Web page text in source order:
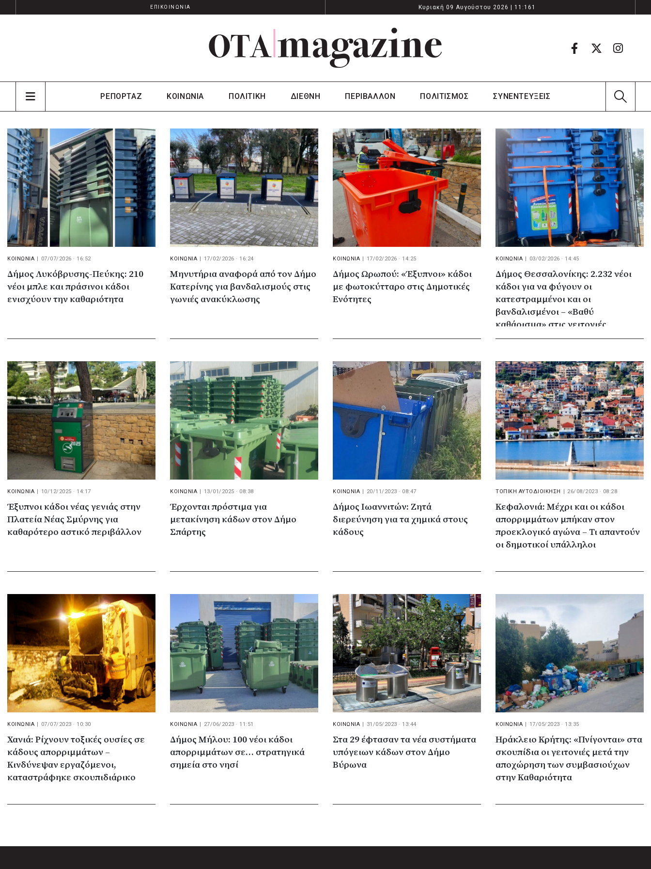
ΕΠΙΚΟΙΝΩΝΙΑ Κυριακή 09 Αυγούστου 2026 | 11:161
ΡΕΠΟΡΤΑΖ ΚΟΙΝΩΝΙΑ ΠΟΛΙΤΙΚΗ ΔΙΕΘΝΗ ΠΕΡΙΒΑΛΛΟΝ ΠΟΛΙΤΙΣΜΟΣ ΣΥΝΕΝΤΕΥΞΕΙΣ
ΚΟΙΝΩΝΙΑ | 07/07/2026 · 16:52
Δήμος Λυκόβρυσης-Πεύκης: 210
νέοι μπλε και πράσινοι κάδοι
ενισχύουν την καθαριότητα
ΚΟΙΝΩΝΙΑ | 17/02/2026 · 16:24
Μηνυτήρια αναφορά από τον Δήμο
Κατερίνης για βανδαλισμούς στις
γωνιές ανακύκλωσης
ΚΟΙΝΩΝΙΑ | 17/02/2026 · 14:25
Δήμος Ωρωπού: «Έξυπνοι» κάδοι
με φωτοκύτταρο στις Δημοτικές
Ενότητες
ΚΟΙΝΩΝΙΑ | 03/02/2026 · 14:45
Δήμος Θεσσαλονίκης: 2.232 νέοι
κάδοι για να φύγουν οι
κατεστραμμένοι και οι
βανδαλισμένοι – «Βαθύ
καθάρισμα» στις γειτονιές
ΚΟΙΝΩΝΙΑ | 10/12/2025 · 14:17
Έξυπνοι κάδοι νέας γενιάς στην
Πλατεία Νέας Σμύρνης για
καθαρότερο αστικό περιβάλλον
ΚΟΙΝΩΝΙΑ | 13/01/2025 · 08:38
Έρχονται πρόστιμα για
μετακίνηση κάδων στον Δήμο
Σπάρτης
ΚΟΙΝΩΝΙΑ | 20/11/2023 · 08:47
Δήμος Ιωαννιτών: Ζητά
διερεύνηση για τα χημικά στους
κάδους
ΤΟΠΙΚΗ ΑΥΤΟΔΙΟΙΚΗΣΗ | 26/08/2023 · 08:28
Κεφαλονιά: Μέχρι και οι κάδοι
απορριμμάτων μπήκαν στον
προεκλογικό αγώνα – Τι απαντούν
οι δημοτικοί υπάλληλοι
ΚΟΙΝΩΝΙΑ | 07/07/2023 · 10:30
Χανιά: Ρίχνουν τοξικές ουσίες σε
κάδους απορριμμάτων –
Κινδύνεψαν εργαζόμενοι,
καταστράφηκε σκουπιδιάρικο
ΚΟΙΝΩΝΙΑ | 27/06/2023 · 11:51
Δήμος Μήλου: 100 νέοι κάδοι
απορριμμάτων σε… στρατηγικά
σημεία στο νησί
ΚΟΙΝΩΝΙΑ | 31/05/2023 · 13:44
Στα 29 έφτασαν τα νέα συστήματα
υπόγειων κάδων στον Δήμο
Βύρωνα
ΚΟΙΝΩΝΙΑ | 17/05/2023 · 13:35
Ηράκλειο Κρήτης: «Πνίγονται» στα
σκουπίδια οι γειτονιές μετά την
αποχώρηση των συμβασιούχων
στην Καθαριότητα